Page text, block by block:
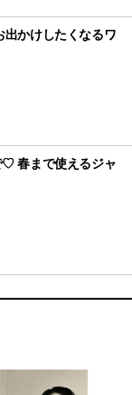
かけしたくなるワ
♡ 春まで使えるジャ